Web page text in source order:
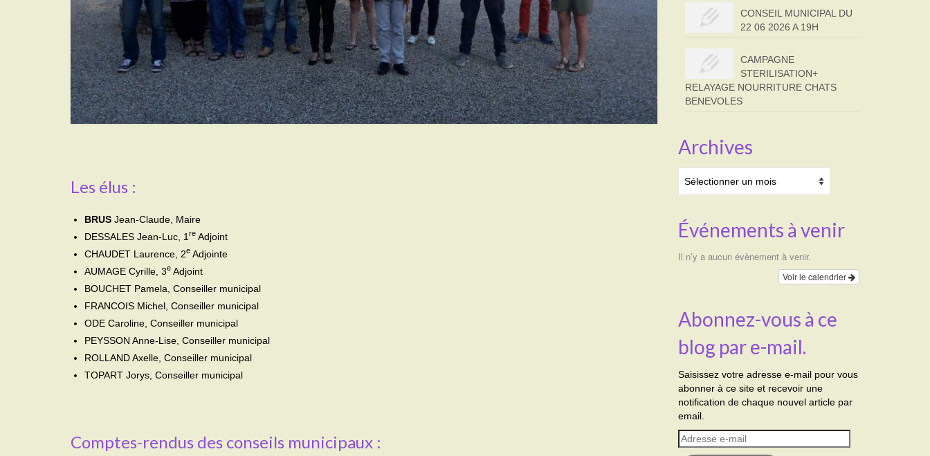
Les élus :
BRUS Jean-Claude, Maire
DESSALES Jean-Luc, 1 re Adjoint
CHAUDET Laurence, 2e Adjointe
AUMAGE Cyrille, 3e Adjoint
BOUCHET Pamela, Conseiller municipal
FRANCOIS Michel, Conseiller municipal
ODE Caroline, Conseiller municipal
PEYSSON Anne-Lise, Conseiller municipal
ROLLAND Axelle, Conseiller municipal
TOPART Jorys, Conseiller municipal
Comptes-rendus des conseils municipaux :
CONSEIL MUNICIPAL DU
22 06 2026 A 19H
CAMPAGNE
STERILISATION+
RELAYAGE NOURRITURE CHATS
BENEVOLES
Archives
Événements à venir
Il n’y a aucun évènement à venir.
Voir le calendrier
Abonnez-vous à ce
blog par e-mail.
Saisissez votre adresse e-mail pour vous
abonner à ce site et recevoir une
notification de chaque nouvel article par
email.
Adresse
e-